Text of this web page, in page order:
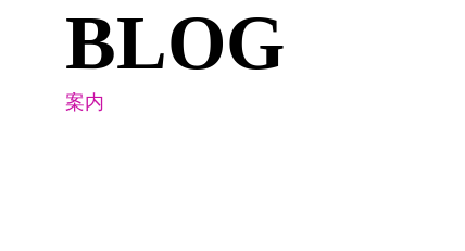
BLOG
案内